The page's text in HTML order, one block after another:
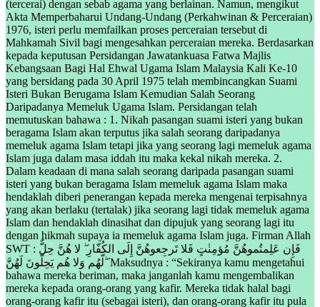
(tercerai) dengan sebab agama yang berlainan. Namun, mengikut
Akta Memperbaharui Undang-Undang (Perkahwinan & Perceraian)
1976, isteri perlu memfailkan proses perceraian tersebut di
Mahkamah Sivil bagi mengesahkan perceraian mereka. Berdasarkan
kepada keputusan Persidangan Jawatankuasa Fatwa Majlis
Kebangsaan Bagi Hal Ehwal Ugama Islam Malaysia Kali Ke-10
yang bersidang pada 30 April 1975 telah membincangkan Suami
Isteri Bukan Berugama Islam Kemudian Salah Seorang
Daripadanya Memeluk Ugama Islam. Persidangan telah
memutuskan bahawa : 1. Nikah pasangan suami isteri yang bukan
beragama Islam akan terputus jika salah seorang daripadanya
memeluk agama Islam tetapi jika yang seorang lagi memeluk agama
Islam juga dalam masa iddah itu maka kekal nikah mereka. 2.
Dalam keadaan di mana salah seorang daripada pasangan suami
isteri yang bukan beragama Islam memeluk agama Islam maka
hendaklah diberi penerangan kepada mereka mengenai terpisahnya
yang akan berlaku (tertalak) jika seorang lagi tidak memeluk agama
Islam dan hendaklah dinasihat dan dipujuk yang seorang lagi itu
dengan hikmah supaya ia memeluk agama Islam juga. Firman Allah
SWT : فَإِن عَلِمتُموهُنَّ مُؤمِنٰتٍ فَلا تَرجِعوهُنَّ إِلَى الكُفّارِ ۖ لا هُنَّ حِلٌّ
لَّهُم وَلا هُم يَحِلّونَ لَهُنَّ ۖ Maksudnya : “Sekiranya kamu mengetahui
bahawa mereka beriman, maka janganlah kamu mengembalikan
mereka kepada orang-orang yang kafir. Mereka tidak halal bagi
orang-orang kafir itu (sebagai isteri), dan orang-orang kafir itu pula